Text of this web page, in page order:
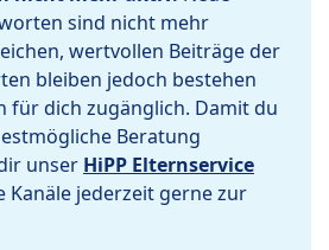
sind nicht mehr
wertvollen Beiträge der
bleiben jedoch bestehen
für dich zugänglich. Damit du
Beratung
unser HiPP Elternservice
Kanäle jederzeit gerne zur